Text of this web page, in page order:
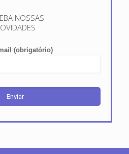
NOSSAS
(obrigatório)